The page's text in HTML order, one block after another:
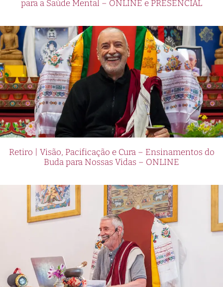
para a Saúde Mental – ONLINE e PRESENCIAL
Retiro | Visão, Pacificação e Cura – Ensinamentos do
Buda para Nossas Vidas – ONLINE